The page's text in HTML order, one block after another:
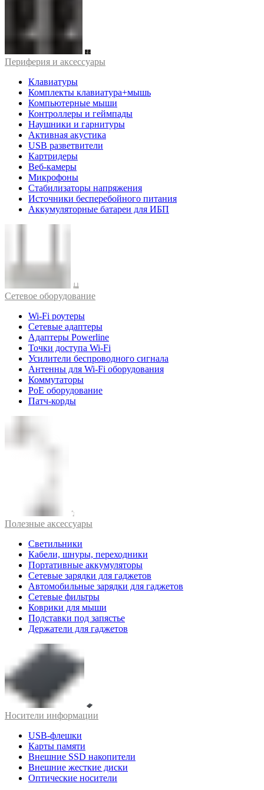
Периферия и аксессуары
Клавиатуры
Комплекты клавиатура+мышь
Компьютерные мыши
Контроллеры и геймпады
Наушники и гарнитуры
Активная акустика
USB разветвители
Картридеры
Веб-камеры
Микрофоны
Стабилизаторы напряжения
Источники бесперебойного питания
Аккумуляторные батареи для ИБП
Cетевое оборудование
Wi-Fi роутеры
Сетевые адаптеры
Адаптеры Powerline
Точки доступа Wi-Fi
Усилители беспроводного сигнала
Антенны для Wi-Fi оборудования
Коммутаторы
PoE оборудование
Патч-корды
Полезные аксессуары
Светильники
Кабели, шнуры, переходники
Портативные аккумуляторы
Сетевые зарядки для гаджетов
Автомобильные зарядки для гаджетов
Сетевые фильтры
Коврики для мыши
Подставки под запястье
Держатели для гаджетов
Носители информации
USB-флешки
Карты памяти
Внешние SSD накопители
Внешние жесткие диски
Оптические носители